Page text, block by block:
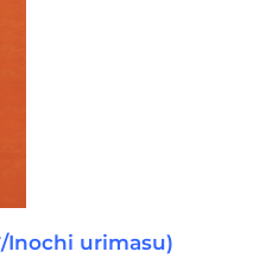
/Inochi urimasu)